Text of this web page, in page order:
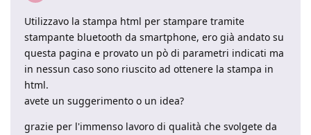
Utilizzavo la stampa html per stampare tramite
stampante bluetooth da smartphone, ero già andato su
questa pagina e provato un pò di parametri indicati ma
in nessun caso sono riuscito ad ottenere la stampa in
html.
avete un suggerimento o un idea?
grazie per l'immenso lavoro di qualità che svolgete da